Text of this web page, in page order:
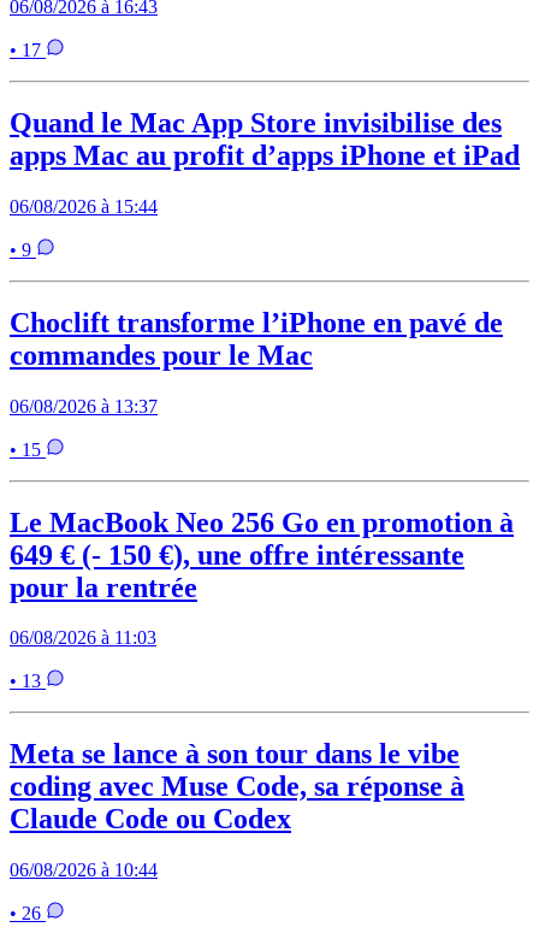
06/08/2026 à 16:43
• 17
Quand le Mac App Store invisibilise des
apps Mac au profit d’apps iPhone et iPad
06/08/2026 à 15:44
• 9
Choclift transforme l’iPhone en pavé de
commandes pour le Mac
06/08/2026 à 13:37
• 15
Le MacBook Neo 256 Go en promotion à
649 € (- 150 €), une offre intéressante
pour la rentrée
06/08/2026 à 11:03
• 13
Meta se lance à son tour dans le vibe
coding avec Muse Code, sa réponse à
Claude Code ou Codex
06/08/2026 à 10:44
• 26